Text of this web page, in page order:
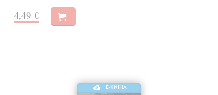
4,49 €
E-KNIHA